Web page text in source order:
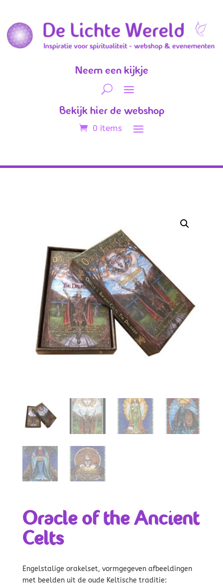
Neem een kijkje
Bekijk hier de webshop
0 items
Oracle of the Ancient
Celts
Engelstalige orakelset, vormgegeven afbeeldingen
met beelden uit de oude Keltische traditie: